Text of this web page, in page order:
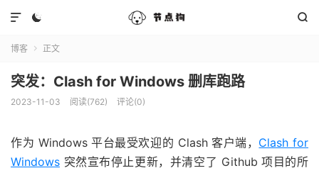
 

博客  正文
突发：Clash for Windows 删库跑路
2023-11-03 阅读(762) 评论(0)
作为 Windows 平台最受欢迎的 Clash 客户端， Clash for
Windows 突然宣布停止更新，并清空了 Github 项目的所